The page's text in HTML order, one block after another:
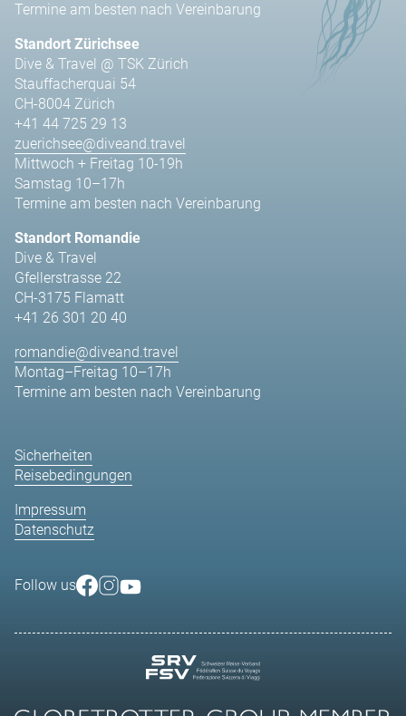
Termine am besten nach Vereinbarung
Standort Zürichsee
Dive & Travel @ TSK Zürich
Stauffacherquai 54
CH-8004 Zürich
+41 44 725 29 13
zuerichsee@diveand.travel
Mittwoch + Freitag 10-19h
Samstag 10–17h
Termine am besten nach Vereinbarung
Standort Romandie
Dive & Travel
Gfellerstrasse 22
CH-3175 Flamatt
+41 26 301 20 40
romandie@diveand.travel
Montag–Freitag 10–17h
Termine am besten nach Vereinbarung
Sicherheiten
Reisebedingungen
Impressum
Datenschutz
Follow us